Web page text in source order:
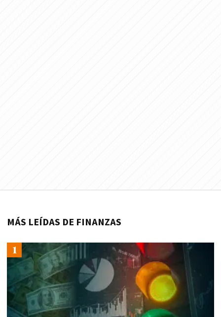
MÁS LEÍDAS DE FINANZAS